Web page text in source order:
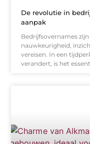
De revolutie in
aanpak
Bedrijfsovernames
nauwkeurigheid,
vereisen. In een
verandert, is het